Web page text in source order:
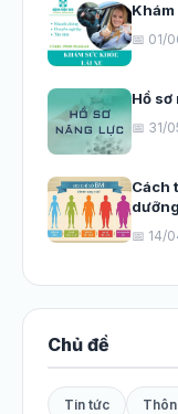
📅 01/
Hồ
📅 31/
Cách
📅 14/
Chủ đề
Tin tức